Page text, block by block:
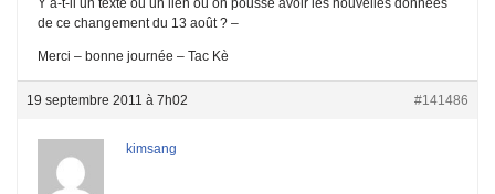
de ce changement du 13 août ? –
Merci – bonne journée – Tac Kè
19 septembre 2011 à 7h02 #141486
kimsang